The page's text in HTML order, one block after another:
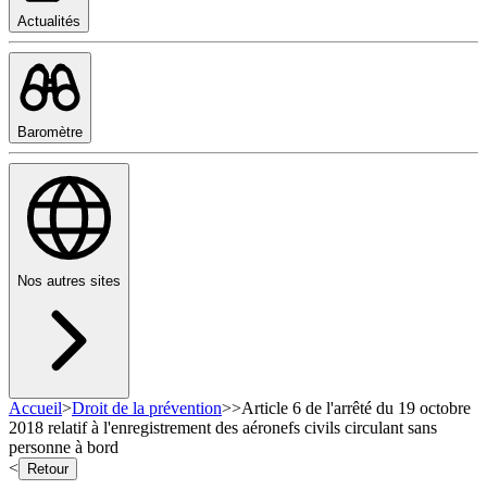
Actualités
Baromètre
Nos autres sites
Accueil>Droit de la prévention>>Article 6 de l'arrêté du 19 octobre
2018 relatif à l'enregistrement des aéronefs civils circulant sans
personne à bord
<
Retour